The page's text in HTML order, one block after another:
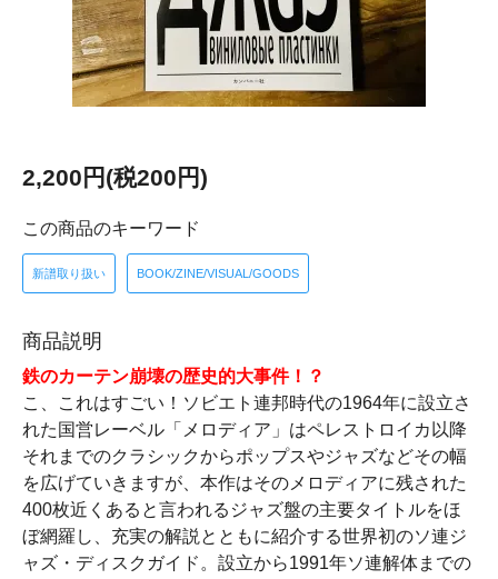
2,200円(税200円)
この商品のキーワード
新譜取り扱い BOOK/ZINE/VISUAL/GOODS
商品説明
鉄のカーテン崩壊の歴史的大事件！？
こ、これはすごい！ソビエト連邦時代の1964年に設立さ
れた国営レーベル「メロディア」はペレストロイカ以降
それまでのクラシックからポップスやジャズなどその幅
を広げていきますが、本作はそのメロディアに残された
400枚近くあると言われるジャズ盤の主要タイトルをほ
ぼ網羅し、充実の解説とともに紹介する世界初のソ連ジ
ャズ・ディスクガイド。設立から1991年ソ連解体までの